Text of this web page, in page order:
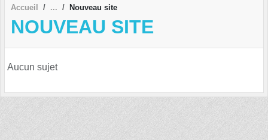
Accueil Nouveau site
NOUVEAU SITE
Aucun sujet